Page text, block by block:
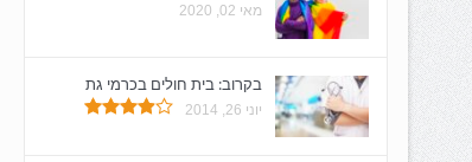
מאי 02, 2020
בקרוב: בית חולים בכרמי גת
יוני 26, 2014